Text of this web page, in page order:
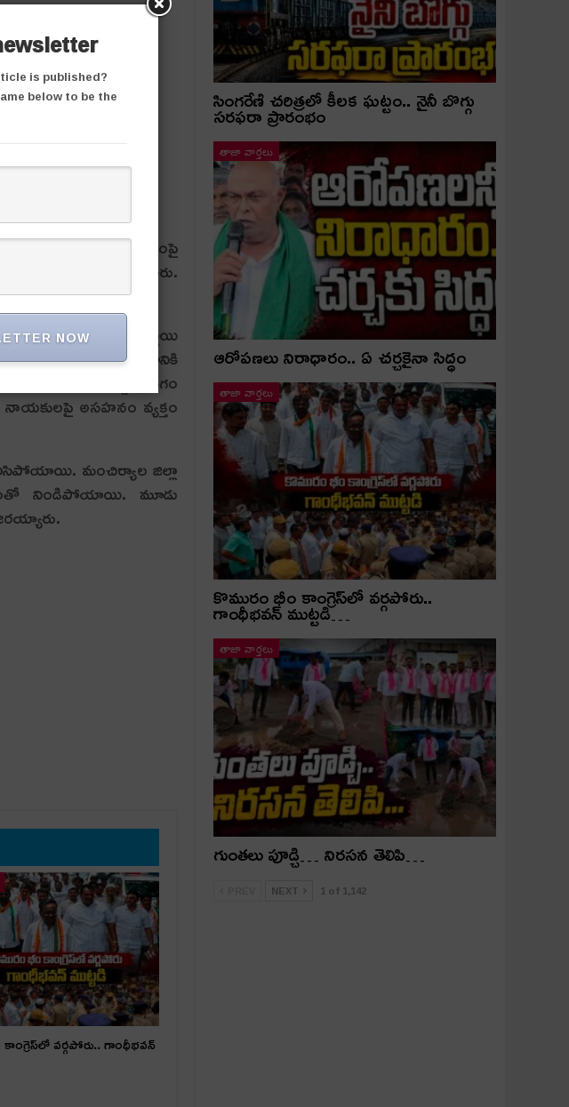
చేయాల‌ని లేక‌పోతే కేంద్రంపై
కార్య‌చ‌ర‌ణ ప్ర‌క‌టించారు.
పార్టీ నియోజకవర్గ స్థాయి
చెప్ప‌లేదో కానీ… సమావేశానికి
వేసిన కుర్చీల్లో సగం
అసహనం వ్యక్తం
మంచిర్యాల జిల్లా
నిండిపోయాయి. మూడు
వర్గపోరు.. గాంధీభవన్
సింగరేణి చరిత్రలో కీలక ఘట్టం.. నైనీ బొగ్గు
సరఫరా ప్రారంభం
తాజా వార్తలు
ఆరోపణలు నిరాధారం.. ఏ చర్చకైనా సిద్ధం
తాజా వార్తలు
కొమురం భీం కాంగ్రెస్‌లో వర్గపోరు..
గాంధీభవన్ ముట్టడి…
తాజా వార్తలు
గుంతలు పూడ్చి… నిరసన తెలిపి…
NEXT 1 of 1,142
is published?
below to be the
NOW